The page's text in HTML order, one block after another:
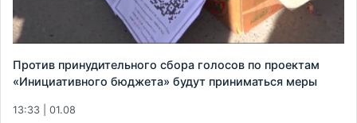
Против принудительного сбора голосов по проектам
«Инициативного бюджета» будут приниматься меры
13:33 | 01.08